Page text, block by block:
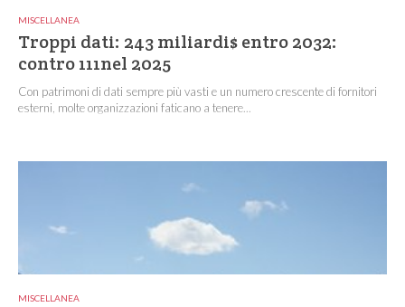
MISCELLANEA
Troppi dati: 243 miliardi$ entro 2032:
contro 111nel 2025
Con patrimoni di dati sempre più vasti e un numero crescente di fornitori
esterni, molte organizzazioni faticano a tenere...
MISCELLANEA